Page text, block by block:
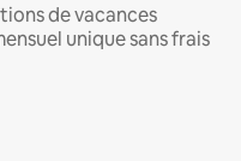
de vacances
unique sans frais